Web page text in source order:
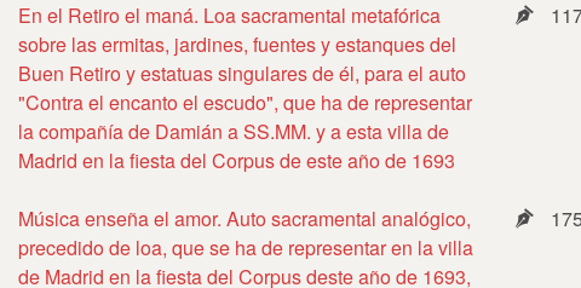
En el Retiro el maná. Loa sacramental metafórica
sobre las ermitas, jardines, fuentes y estanques del
Buen Retiro y estatuas singulares de él, para el auto
"Contra el encanto el escudo", que ha de representar
la compañía de Damián a SS.MM. y a esta villa de
Madrid en la fiesta del Corpus de este año de 1693
Música enseña el amor. Auto sacramental analógico,
precedido de loa, que se ha de representar en la villa
de Madrid en la fiesta del Corpus deste año de 1693,